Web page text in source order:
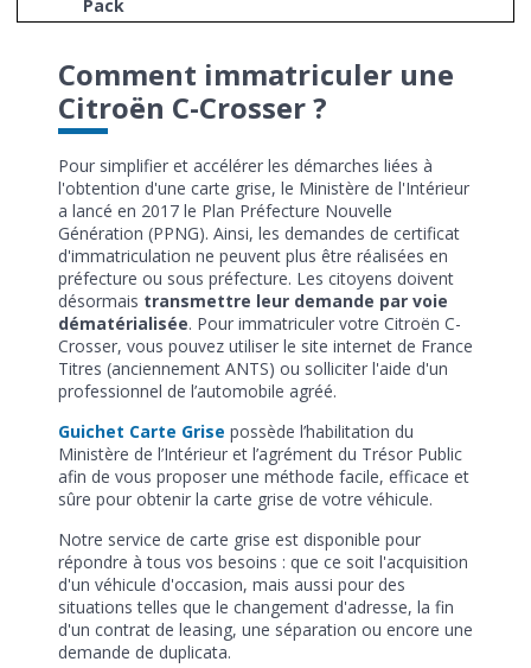
Pack
Comment immatriculer une
Citroën C-Crosser ?
Pour simplifier et accélérer les démarches liées à
l'obtention d'une carte grise, le Ministère de l'Intérieur
a lancé en 2017 le Plan Préfecture Nouvelle
Génération (PPNG). Ainsi, les demandes de certificat
d'immatriculation ne peuvent plus être réalisées en
préfecture ou sous préfecture. Les citoyens doivent
désormais transmettre leur demande par voie
dématérialisée. Pour immatriculer votre Citroën C-
Crosser, vous pouvez utiliser le site internet de France
Titres (anciennement ANTS) ou solliciter l'aide d'un
professionnel de l’automobile agréé.
Guichet Carte Grise possède l’habilitation du
Ministère de l’Intérieur et l’agrément du Trésor Public
afin de vous proposer une méthode facile, efficace et
sûre pour obtenir la carte grise de votre véhicule.
Notre service de carte grise est disponible pour
répondre à tous vos besoins : que ce soit l'acquisition
d'un véhicule d'occasion, mais aussi pour des
situations telles que le changement d'adresse, la fin
d'un contrat de leasing, une séparation ou encore une
demande de duplicata.